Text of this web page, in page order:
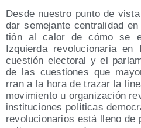
Des­de nues­tro pun­to de
dar seme­jan­te cen­tra­li­dad
tión al calor de cómo se
Izquier­da revo­lu­cio­na­ria
cues­tión elec­to­ral y el
de las cues­tio­nes que
rran a la hora de tra­zar la
movi­mien­to u orga­ni­za­ción
ins­ti­tu­cio­nes polí­ti­cas
revo­lu­cio­na­rios está lleno de